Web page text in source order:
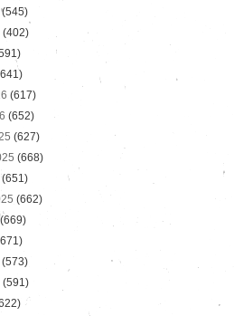
(545)
(402)
(617)
(652)
(627)
(668)
(651)
(662)
(669)
(573)
(591)